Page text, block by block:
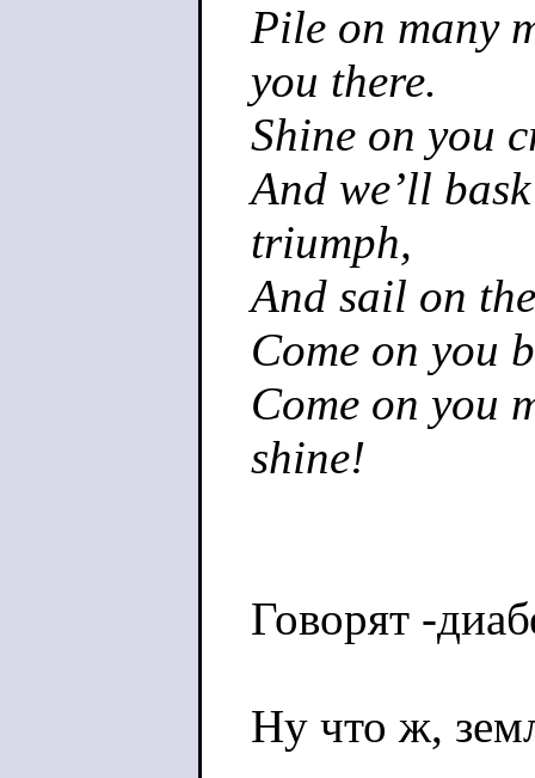
Pile on many
you there.
Shine on you
And we’ll
triumph,
And sail on
Come on you
Come on you
shine!
Говорят -
Ну что ж,